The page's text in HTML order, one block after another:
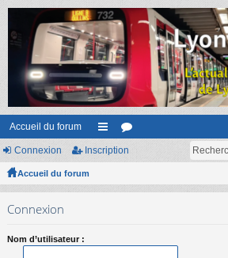
Accueil du forum
ac
s
or
Connexion Inscription
Accueil du forum
Connexion
Nom d’utilisateur :